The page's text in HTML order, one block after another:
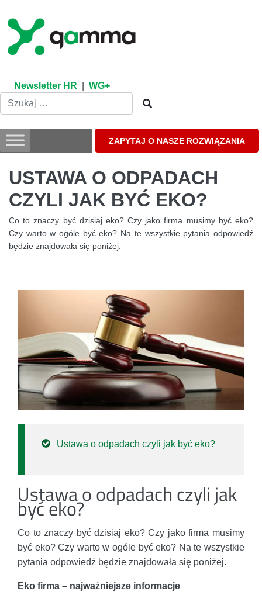
content
Newsletter HR WG+
ZAPYTAJ O NASZE ROZWIĄZANIA
USTAWA O ODPADACH
CZYLI JAK BYĆ EKO?
Co to znaczy być dzisiaj eko? Czy jako firma musimy być eko?
Czy warto w ogóle być eko? Na te wszystkie pytania odpowiedź
będzie znajdowała się poniżej.
Ustawa o odpadach czyli jak być eko?
Ustawa o odpadach czyli jak
być eko?
Co to znaczy być dzisiaj eko? Czy jako firma musimy
być eko? Czy warto w ogóle być eko? Na te wszystkie
pytania odpowiedź będzie znajdowała się poniżej.
Eko firma – najważniejsze informacje